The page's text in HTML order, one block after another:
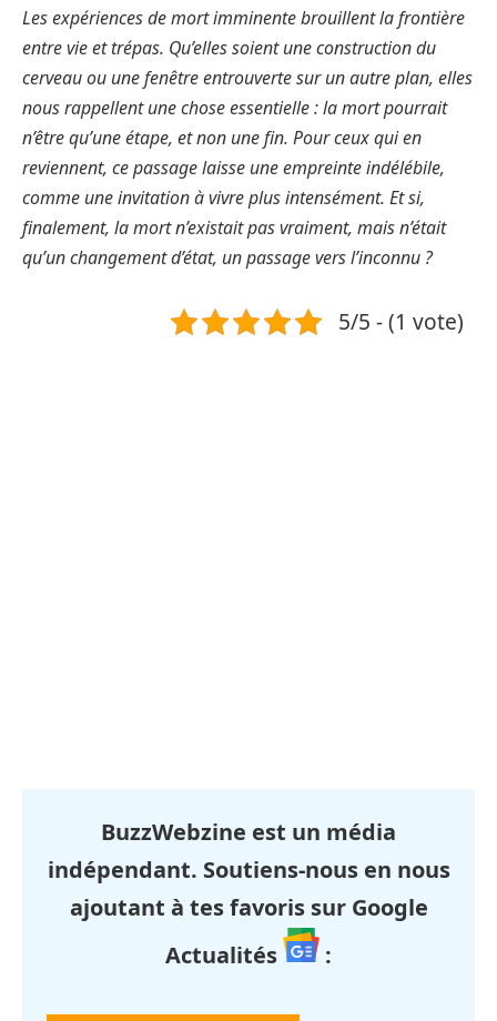
Les expériences de mort imminente brouillent la frontière
entre vie et trépas. Qu’elles soient une construction du
cerveau ou une fenêtre entrouverte sur un autre plan, elles
nous rappellent une chose essentielle : la mort pourrait
n’être qu’une étape, et non une fin. Pour ceux qui en
reviennent, ce passage laisse une empreinte indélébile,
comme une invitation à vivre plus intensément. Et si,
finalement, la mort n’existait pas vraiment, mais n’était
qu’un changement d’état, un passage vers l’inconnu ?
5/5 - (1 vote)
BuzzWebzine est un média
indépendant. Soutiens-nous en nous
ajoutant à tes favoris sur Google
Actualités
: